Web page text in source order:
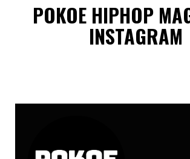
POKOE HIPHOP
INSTAGRAM